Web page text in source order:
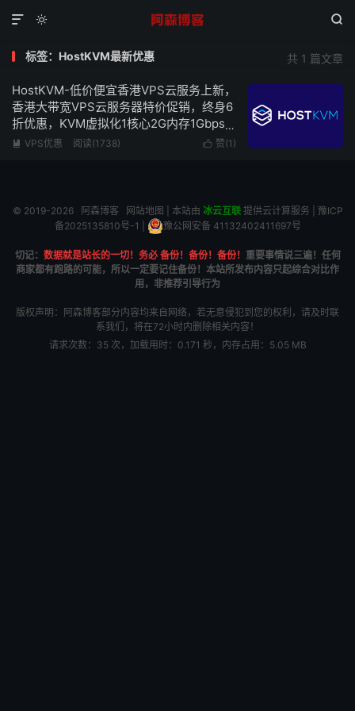
 

共 1 篇文章
标签：HostKVM最新优惠
HostKVM-低价便宜香港VPS云服务上新，
香港大带宽VPS云服务器特价促销，终身6
折优惠，KVM虚拟化1核心2G内存1Gbps
带宽低至5.1美元/月
 赞(1 )
 VPS优惠 阅读(1738)
© 2019-2026 阿森博客 网站地图 | 本站由 冰云互联提供云计算服务 | 豫ICP
备2025135810号-1
豫公网安备 41132402411697号
切记： 数据就是站长的一切！务必 备份！备份！备份！ 重要事情说三遍！任何
商家都有跑路的可能，所以一定要记住备份！本站所发布内容只起综合对比作
用，非推荐引导行为
版权声明：阿森博客部分内容均来自网络，若无意侵犯到您的权利，请及时联
系我们，将在72小时内删除相关内容！
请求次数：35 次，加载用时：0.171 秒，内存占用：5.05 MB